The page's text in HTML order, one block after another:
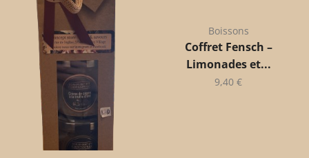
Boissons
Coffret Fensch –
Limonades et...
9,40 €